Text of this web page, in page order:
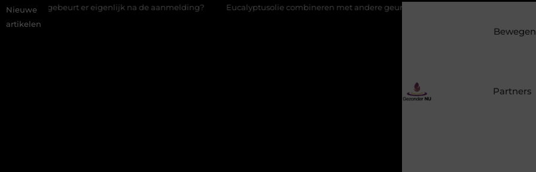
Nieuwe
artikelen
eigenlijk na de aanmelding? Eucalyptusolie combineren met andere geuren in een geurverspreider
Partners